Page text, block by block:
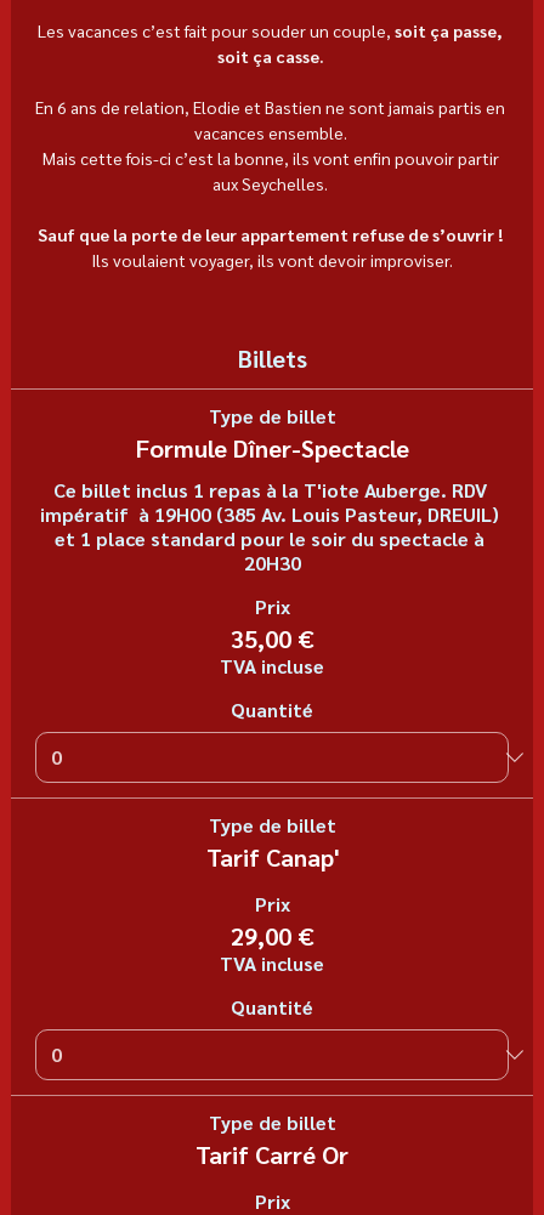
Les vacances c’est fait pour souder un couple, soit ça passe,
soit ça casse.
En 6 ans de relation, Elodie et Bastien ne sont jamais partis en
vacances ensemble.
Mais cette fois-ci c’est la bonne, ils vont enfin pouvoir partir
aux Seychelles.
Sauf que la porte de leur appartement refuse de s’ouvrir !
Ils voulaient voyager, ils vont devoir improviser.
Billets
Type de billet
Formule Dîner-Spectacle
Ce billet inclus 1 repas à la T'iote Auberge. RDV
impératif  à 19H00 (385 Av. Louis Pasteur, DREUIL)
et 1 place standard pour le soir du spectacle à
20H30
Prix
35,00 €
TVA incluse
Quantité
Type de billet
Tarif Canap'
Prix
29,00 €
TVA incluse
Quantité
Type de billet
Tarif Carré Or
Prix